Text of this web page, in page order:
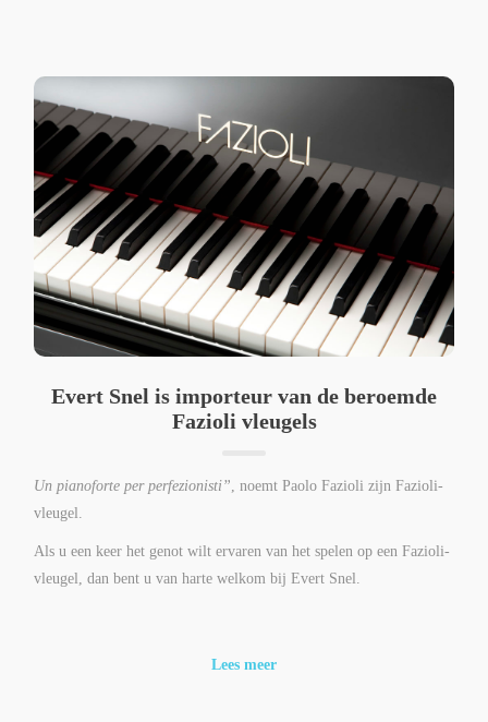
Evert Snel is importeur van de beroemde
Fazioli vleugels
Un pianoforte per perfezionisti” , noemt Paolo Fazioli zijn Fazioli-
vleugel.
Als u een keer het genot wilt ervaren van het spelen op een Fazioli-
vleugel, dan bent u van harte welkom bij Evert Snel.
Lees meer